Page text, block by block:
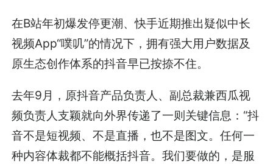
在B站年初爆发停更潮、快手近期推出疑似中长
视频App“噗叽”的情况下，拥有强大用户数据及
原生态创作体系的抖音早已按捺不住。
去年9月，原抖音产品负责人、副总裁兼西瓜视
频负责人支颖就向外界传递了一则关键信息：“抖
音不是短视频、不是直播，也不是图文。任何一
种内容体裁都不能概括抖音。我们要做的，是服